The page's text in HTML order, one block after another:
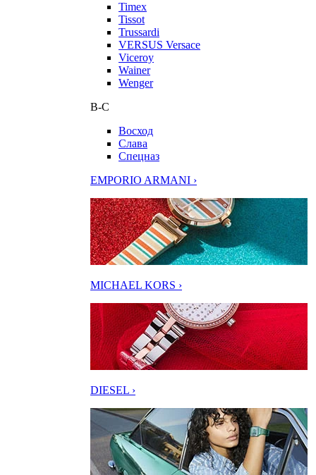
Timex
Tissot
Trussardi
VERSUS Versace
Viceroy
Wainer
Wenger
В-С
Восход
Слава
Спецназ
EMPORIO ARMANI ›
MICHAEL KORS ›
DIESEL ›